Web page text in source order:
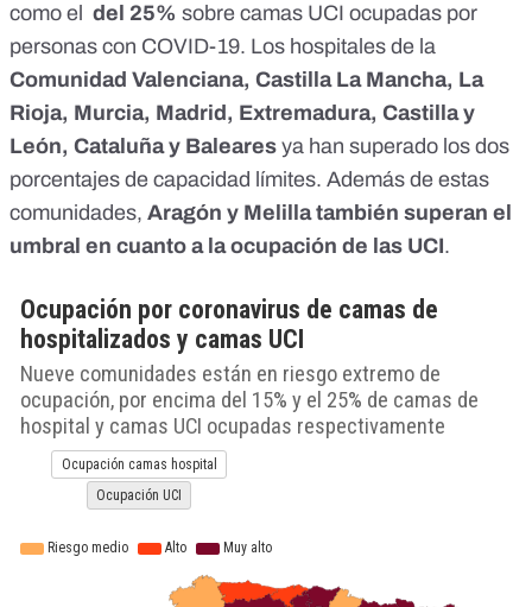
como el
del 25% sobre camas UCI ocupadas por
personas con COVID-19. Los hospitales de la
Comunidad Valenciana, Castilla La Mancha, La
Rioja, Murcia, Madrid, Extremadura, Castilla y
León, Cataluña y Baleares ya han superado los dos
porcentajes de capacidad límites. Además de estas
comunidades, Aragón y Melilla también superan el
umbral en cuanto a la ocupación de las UCI.